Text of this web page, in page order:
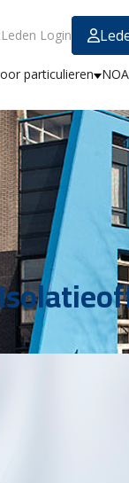
Leden Login
particulieren